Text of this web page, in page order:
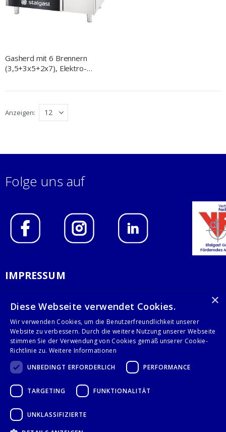
Gasherd mit 6 Brennern
(3,5+3x5+2x7), Elektro-
Anzeigen
Folge uns auf
IMPRESSUM
AGB
KONTAKT
Stalgast GmbH
28359 Bremen
+49 421 408844-0
×
Diese Webseite verwendet Cookies.
Wir verwenden Cookies, um die Benutzerfreundlichkeit unserer
Website zu verbessern. Durch die weitere Nutzung unserer Webseite
stimmen Sie der Verwendung von Cookies gemäß unserer Cookie-
Richtlinie zu. Weitere Informationen
UNBEDINGT ERFORDERLICH
PERFORMANCE
TARGETING FUNKTIONALITÄT
UNKLASSIFIZIERTE